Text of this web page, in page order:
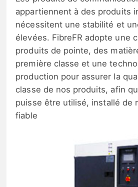
appartiennent à des produits
nécessitent une stabilité et
élevées. FibreFR adopte une
produits de pointe, des
première classe et une
production pour assurer la
classe de nos produits, afin
puisse être utilisé, installé de
fiable